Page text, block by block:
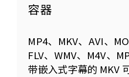
容器
MP4、MKV、AVI、
FLV、WMV、M4V、
带嵌入式字幕的 MKV